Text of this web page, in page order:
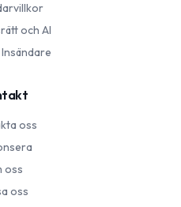
och AI
oss
oss
oss